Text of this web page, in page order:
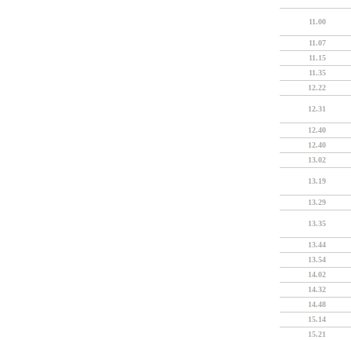
11.00
11.07
11.15
11.35
12.22
12.31
12.40
12.40
13.02
13.19
13.29
13.35
13.44
13.54
14.02
14.32
14.48
15.14
15.21